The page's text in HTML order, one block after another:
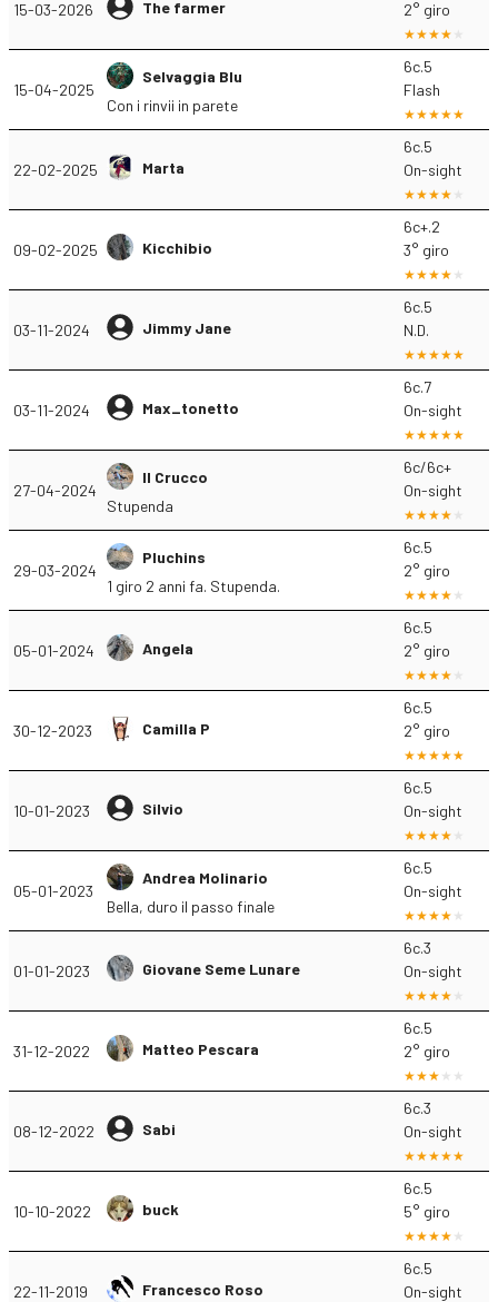
15-03-2026 The farmer
2° giro
15-04-2025
Selvaggia Blu
Con i rinvii in parete
6c.5
Flash
22-02-2025 Marta
6c.5
On-sight
09-02-2025 Kicchibio
6c+.2
3° giro
03-11-2024 Jimmy Jane
6c.5
N.D.
03-11-2024 Max_tonetto
6c.7
On-sight
27-04-2024
Il Crucco
Stupenda
6c/6c+
On-sight
29-03-2024
Pluchins
1 giro 2 anni fa. Stupenda.
6c.5
2° giro
05-01-2024 Angela
6c.5
2° giro
30-12-2023 Camilla P
6c.5
2° giro
10-01-2023 Silvio
6c.5
On-sight
05-01-2023
Andrea Molinario
Bella, duro il passo finale
6c.5
On-sight
01-01-2023 Giovane Seme Lunare
6c.3
On-sight
31-12-2022 Matteo Pescara
6c.5
2° giro
08-12-2022 Sabi
6c.3
On-sight
10-10-2022 buck
6c.5
5° giro
22-11-2019 Francesco Roso
6c.5
On-sight